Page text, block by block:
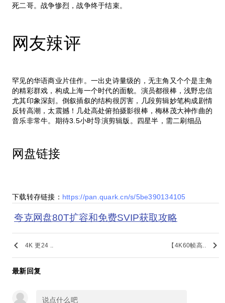
死二哥。战争惨烈，战争终于结束。
网友辣评
罕见的华语商业片佳作。一出史诗量级的，无主角又个个是主角
的精彩群戏，构成上海一个时代的面貌。演员都很棒，浅野忠信
尤其印象深刻。倒叙插叙的结构很厉害，几段剪辑妙笔构成剧情
反转高潮，太震撼！几处高处俯拍摄影很棒，梅林茂大神作曲的
音乐非常牛。期待3.5小时导演剪辑版。四星半，需二刷细品
网盘链接
下载转存链接： https://pan.quark.cn/s/5be390134105
夸克网盘80T扩容和免费SVIP获取攻略
keyboard_arrow_left 4K 更24 .. 【4K60帧高.. keyboard_arrow_right
最新回复